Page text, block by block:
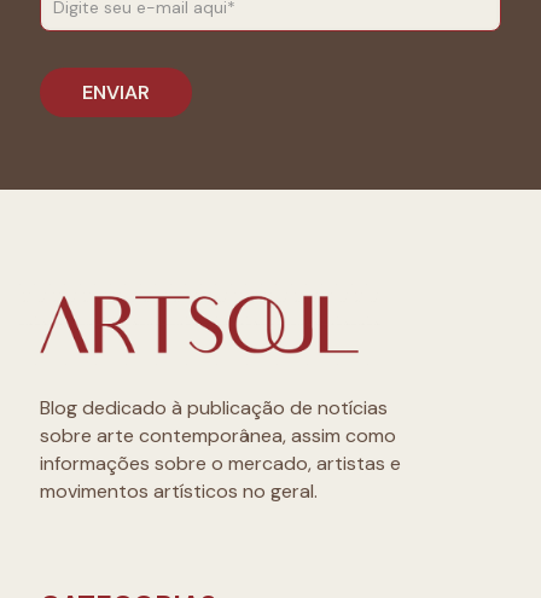
Blog dedicado à publicação de notícias
sobre arte contemporânea, assim como
informações sobre o mercado, artistas e
movimentos artísticos no geral.